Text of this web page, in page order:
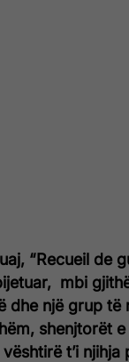
“Recueil de
mbi
dhe një grup të
shenjtorët
t’i njihja